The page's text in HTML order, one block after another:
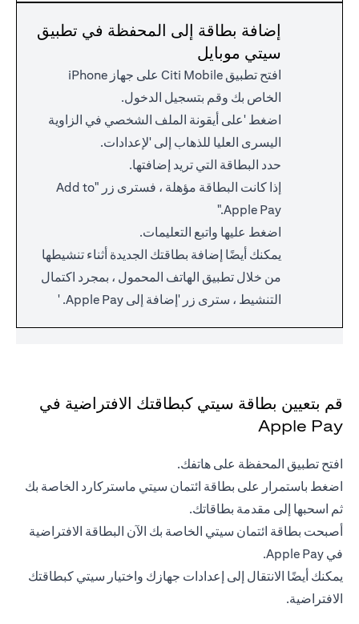
إضافة بطاقة إلى المحفظة في تطبيق
سيتي موبايل
افتح تطبيق Citi Mobile على جهاز iPhone
الخاص بك وقم بتسجيل الدخول.
اضغط 'على أيقونة الملف الشخصي في الزاوية
اليسرى العليا للذهاب إلى 'لإعدادات.
حدد البطاقة التي تريد إضافتها.
إذا كانت البطاقة مؤهلة ، فسترى زر "Add to
Apple Pay."
اضغط عليها واتبع التعليمات.
يمكنك أيضًا إضافة بطاقتك الجديدة أثناء تنشيطها
من خلال تطبيق الهاتف المحمول ، بمجرد اكتمال
التنشيط ، سترى زر 'إضافة إلى Apple Pay. '
قم بتعيين بطاقة سيتي كبطاقتك الافتراضية في
Apple Pay
افتح تطبيق المحفظة على هاتفك.
اضغط باستمرار على بطاقة ائتمان سيتي ماستركارد الخاصة بك
ثم اسحبها إلى مقدمة بطاقاتك.
أصبحت بطاقة ائتمان سيتي الخاصة بك الآن البطاقة الافتراضية
في Apple Pay.
يمكنك أيضًا الانتقال إلى إعدادات جهازك واختيار سيتي كبطاقتك
الافتراضية.